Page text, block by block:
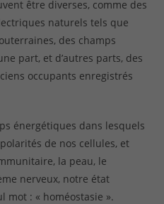
être diverses, comme des
naturels tels que
des champs
part, et d’autres parts, des
occupants enregistrés
énergétiques dans lesquels
de nos cellules, et
la peau, le
nerveux, notre état
mot : « homéostasie ».